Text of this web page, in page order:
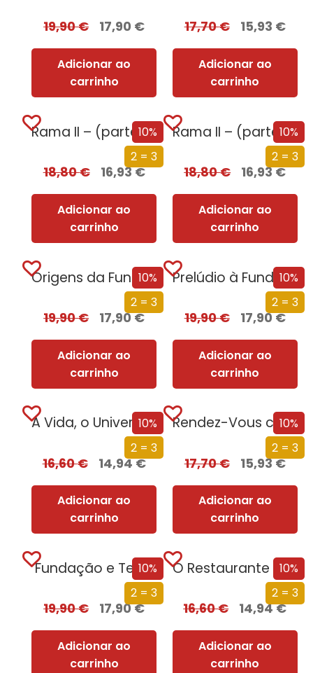
19,90€ 17,90 €
Adicionar ao
carrinho
17,70€ 15,93 €
Adicionar ao
carrinho
10%
2 = 3
Rama II – (parte 2 de 2)
18,80€ 16,93€
Adicionar ao
carrinho
10%
2 = 3
Rama II – (parte 1 de 2)
18,80€ 16,93€
Adicionar ao
carrinho
10%
2 = 3
Origens da Fundação
19,90€ 17,90€
Adicionar ao
carrinho
10%
2 = 3
Prelúdio à Fundação
19,90€ 17,90€
Adicionar ao
carrinho
10%
2 = 3
A Vida, o Universo e Tudo o Resto
16,60€ 14,94€
Adicionar ao
carrinho
10%
2 = 3
Rendez-Vous com Rama
17,70€ 15,93€
Adicionar ao
carrinho
10%
2 = 3
Fundação e Terra
19,90€ 17,90€
Adicionar ao
carrinho
10%
2 = 3
O Restaurante no Fim do Universo
16,60€ 14,94€
Adicionar ao
carrinho